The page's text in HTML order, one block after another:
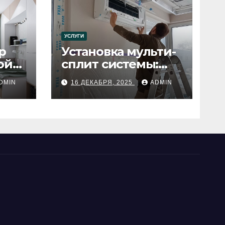
УСЛУГИ
Установка мульти-
сплит системы:
пошаговое
руководство
16 ДЕКАБРЯ, 2025 ADMIN